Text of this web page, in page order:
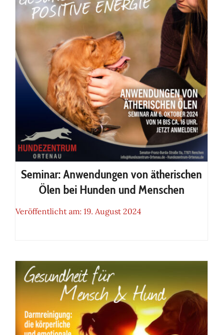
ätherischen Ölen bei Hunden
und Menschen
Seminar: Anwendungen von ätherischen
Ölen bei Hunden und Menschen
Veröffentlicht am: 19. August 2024